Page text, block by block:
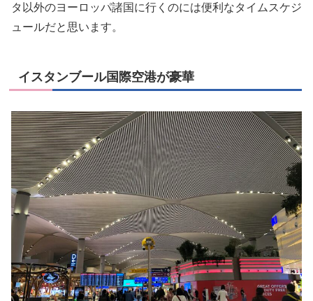
タ以外のヨーロッパ諸国に行くのには便利なタイムスケジ
ュールだと思います。
イスタンブール国際空港が豪華